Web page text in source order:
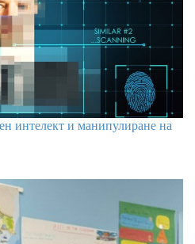
интелект и манипулиране на